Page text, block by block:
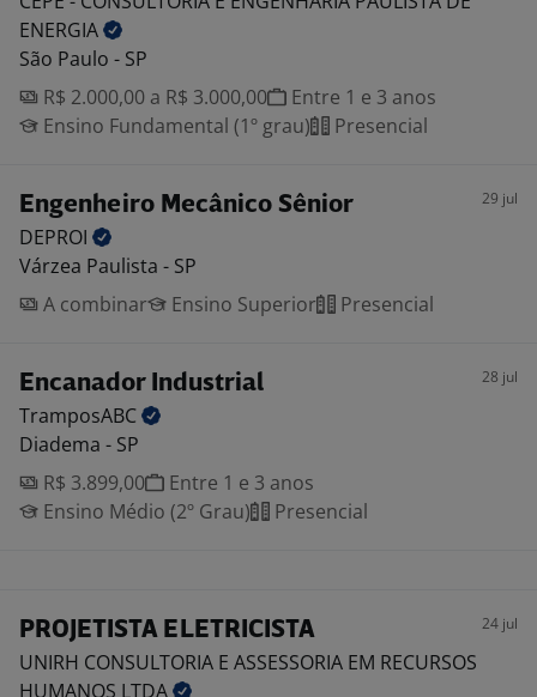
ENERGIA
São Paulo - SP
R$ 2.000,00 a R$ 3.000,00
Entre 1 e 3 anos
Ensino Fundamental (1º grau)
Presencial
Engenheiro Mecânico Sênior 29 jul
DEPROI
Várzea Paulista - SP
A combinar
Ensino Superior Presencial
Encanador Industrial 28 jul
TramposABC
Diadema - SP
R$ 3.899,00
Entre 1 e 3 anos
Ensino Médio (2º Grau)
Presencial
PROJETISTA ELETRICISTA 24 jul
UNIRH CONSULTORIA E ASSESSORIA EM RECURSOS
HUMANOS LTDA